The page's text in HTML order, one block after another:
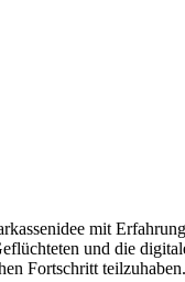
mit
und die
Fortschritt